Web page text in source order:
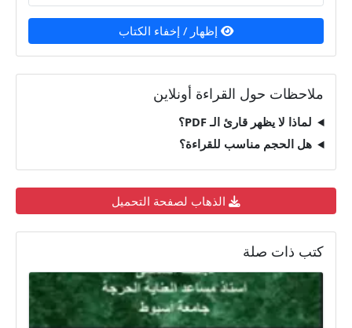
إظهار / إخفاء الكتاب
ملاحظات حول القراءة أونلاين
لماذا لا يظهر قارئ الـ PDF؟
هل الحجم مناسب للقراءة؟
الذهاب لصفحة التحميل
كتب ذات صلة